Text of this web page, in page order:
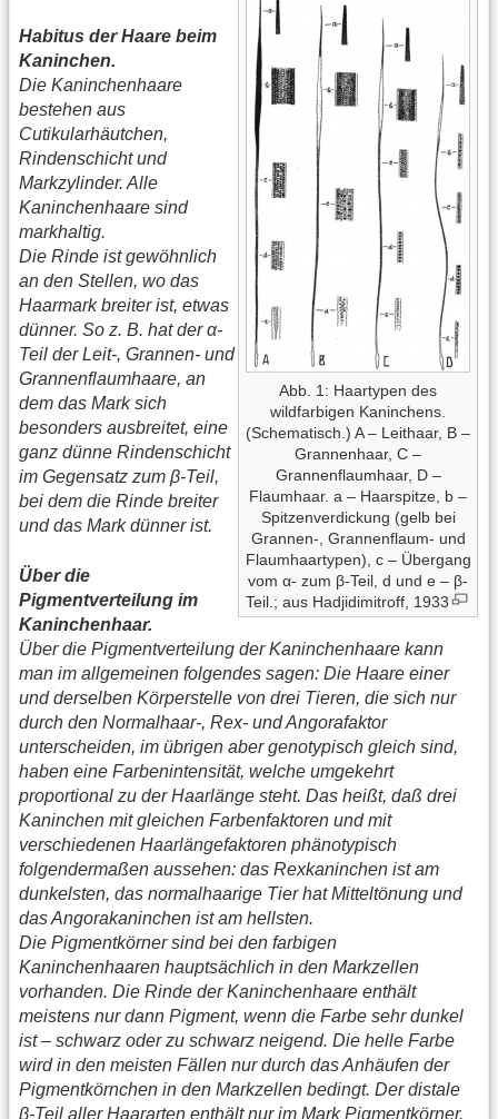
Abb. 1: Haartypen des
wildfarbigen Kaninchens.
(Schematisch.) A – Leithaar, B –
Grannenhaar, C –
Grannenflaumhaar, D –
Flaumhaar. a – Haarspitze, b –
Spitzenverdickung (gelb bei
Grannen-, Grannenflaum- und
Flaumhaartypen), c – Übergang
vom α- zum β-Teil, d und e – β-
Teil.; aus Hadjidimitroff, 1933
Habitus der Haare beim
Kaninchen.
Die Kaninchenhaare
bestehen aus
Cutikularhäutchen,
Rindenschicht und
Markzylinder. Alle
Kaninchenhaare sind
markhaltig.
Die Rinde ist gewöhnlich
an den Stellen, wo das
Haarmark breiter ist, etwas
dünner. So z. B. hat der α-
Teil der Leit-, Grannen- und
Grannenflaumhaare, an
dem das Mark sich
besonders ausbreitet, eine
ganz dünne Rindenschicht
im Gegensatz zum β-Teil,
bei dem die Rinde breiter
und das Mark dünner ist.
Über die
Pigmentverteilung im
Kaninchenhaar.
Über die Pigmentverteilung der Kaninchenhaare kann
man im allgemeinen folgendes sagen: Die Haare einer
und derselben Körperstelle von drei Tieren, die sich nur
durch den Normalhaar-, Rex- und Angorafaktor
unterscheiden, im übrigen aber genotypisch gleich sind,
haben eine Farbenintensität, welche umgekehrt
proportional zu der Haarlänge steht. Das heißt, daß drei
Kaninchen mit gleichen Farbenfaktoren und mit
verschiedenen Haarlängefaktoren phänotypisch
folgendermaßen aussehen: das Rexkaninchen ist am
dunkelsten, das normalhaarige Tier hat Mitteltönung und
das Angorakaninchen ist am hellsten.
Die Pigmentkörner sind bei den farbigen
Kaninchenhaaren hauptsächlich in den Markzellen
vorhanden. Die Rinde der Kaninchenhaare enthält
meistens nur dann Pigment, wenn die Farbe sehr dunkel
ist – schwarz oder zu schwarz neigend. Die helle Farbe
wird in den meisten Fällen nur durch das Anhäufen der
Pigmentkörnchen in den Markzellen bedingt. Der distale
β-Teil aller Haararten enthält nur im Mark Pigmentkörner.